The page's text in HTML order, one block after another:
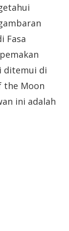
Fasa
ditemui di
the Moon
ini adalah